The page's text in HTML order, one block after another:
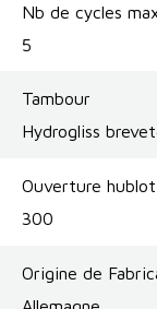
Nb de cycles
5
Tambour
Hydrogliss
Ouverture
300
Origine de